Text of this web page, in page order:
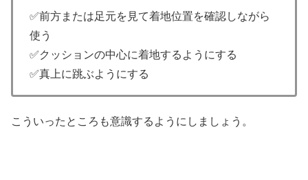
✅前方または足元を見て着地位置を確認しながら
使う
✅クッションの中心に着地するようにする
✅真上に跳ぶようにする
こういったところも意識するようにしましょう。